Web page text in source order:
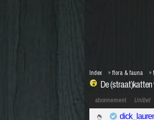
De
Index »flora & fauna »
abonnement Unibet